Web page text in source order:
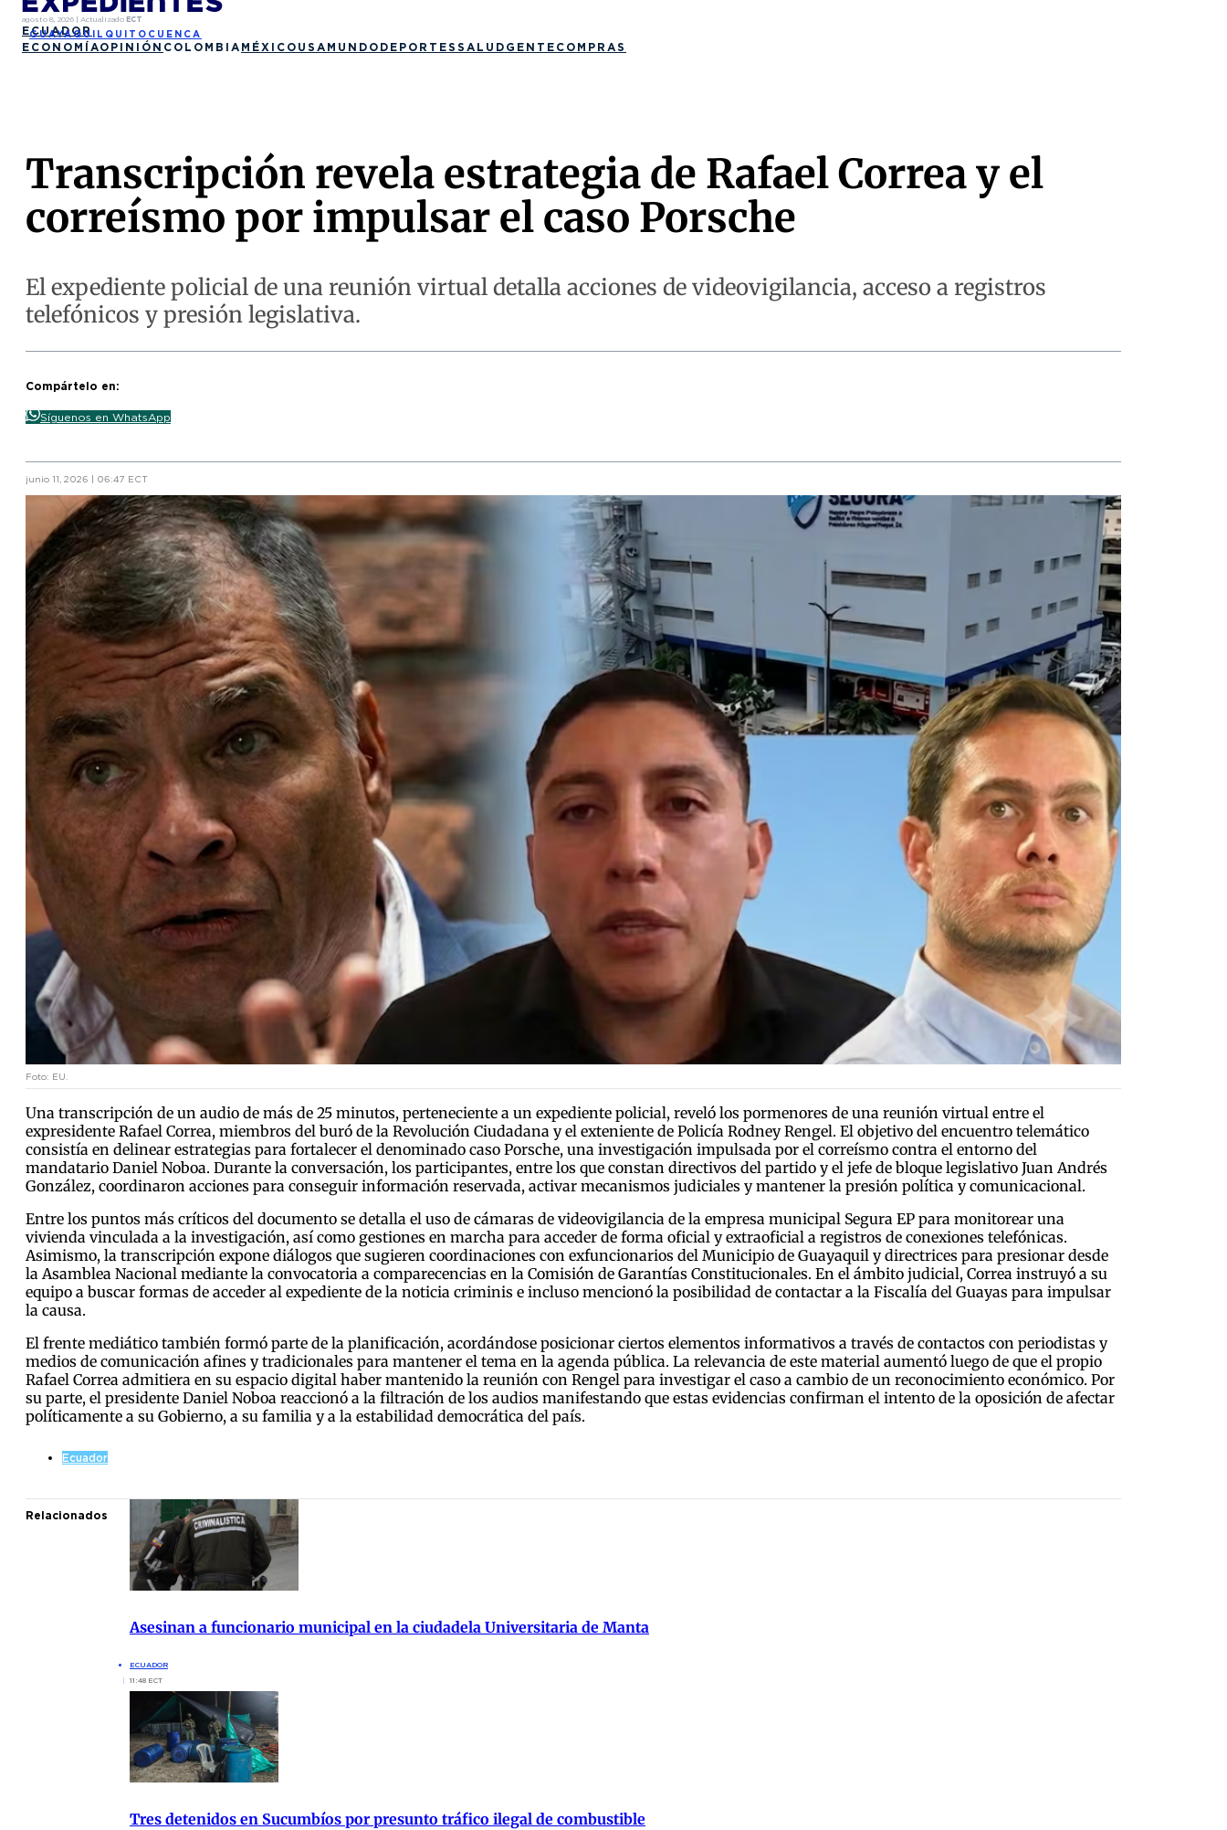
agosto 8, 2026 | Actualizado ECT
ECUADOR
GUAYAQUIL QUITO CUENCA
ECONOMÍAOPINIÓN COLOMBIA MÉXICO USA MUNDO DEPORTES SALUD GENTE COMPRAS
Transcripción revela estrategia de Rafael Correa y el
correísmo por impulsar el caso Porsche
El expediente policial de una reunión virtual detalla acciones de videovigilancia, acceso a registros
telefónicos y presión legislativa.
Compártelo en:
Síguenos en WhatsApp
junio 11, 2026 | 06:47 ECT
Foto: EU.
Una transcripción de un audio de más de 25 minutos, perteneciente a un expediente policial, reveló los pormenores de una reunión virtual entre el
expresidente Rafael Correa, miembros del buró de la Revolución Ciudadana y el exteniente de Policía Rodney Rengel. El objetivo del encuentro telemático
consistía en delinear estrategias para fortalecer el denominado caso Porsche, una investigación impulsada por el correísmo contra el entorno del
mandatario Daniel Noboa. Durante la conversación, los participantes, entre los que constan directivos del partido y el jefe de bloque legislativo Juan Andrés
González, coordinaron acciones para conseguir información reservada, activar mecanismos judiciales y mantener la presión política y comunicacional.
Entre los puntos más críticos del documento se detalla el uso de cámaras de videovigilancia de la empresa municipal Segura EP para monitorear una
vivienda vinculada a la investigación, así como gestiones en marcha para acceder de forma oficial y extraoficial a registros de conexiones telefónicas.
Asimismo, la transcripción expone diálogos que sugieren coordinaciones con exfuncionarios del Municipio de Guayaquil y directrices para presionar desde
la Asamblea Nacional mediante la convocatoria a comparecencias en la Comisión de Garantías Constitucionales. En el ámbito judicial, Correa instruyó a su
equipo a buscar formas de acceder al expediente de la noticia criminis e incluso mencionó la posibilidad de contactar a la Fiscalía del Guayas para impulsar
la causa.
El frente mediático también formó parte de la planificación, acordándose posicionar ciertos elementos informativos a través de contactos con periodistas y
medios de comunicación afines y tradicionales para mantener el tema en la agenda pública. La relevancia de este material aumentó luego de que el propio
Rafael Correa admitiera en su espacio digital haber mantenido la reunión con Rengel para investigar el caso a cambio de un reconocimiento económico. Por
su parte, el presidente Daniel Noboa reaccionó a la filtración de los audios manifestando que estas evidencias confirman el intento de la oposición de afectar
políticamente a su Gobierno, a su familia y a la estabilidad democrática del país.
Ecuador
Relacionados
Asesinan a funcionario municipal en la ciudadela Universitaria de Manta
ECUADOR
11:48 ECT
Tres detenidos en Sucumbíos por presunto tráfico ilegal de combustible